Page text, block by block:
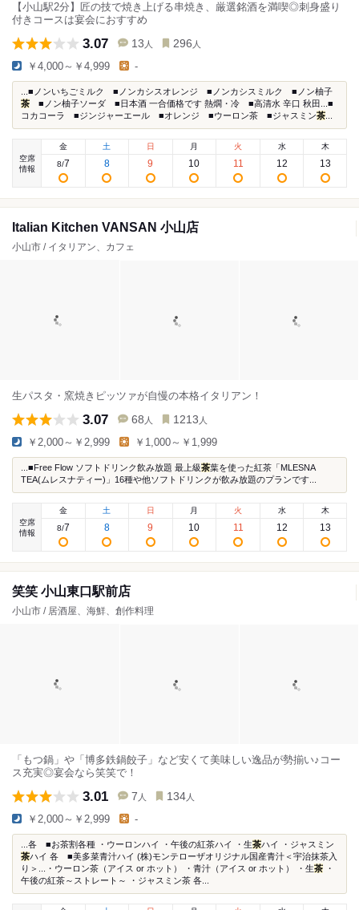
【小山駅2分】匠の技で焼き上げる串焼き、厳選銘酒を満喫◎刺身盛り
付きコースは宴会におすすめ
3.07 13 人 296 人
￥4,000～￥4,999 -
...■ノンいちごミルク ■ノンカシスオレンジ ■ノンカシスミルク ■ノン柚子
茶 ■ノン柚子ソーダ ■日本酒 一合価格です 熱燗・冷 ■高清水 辛口 秋田...■
コカコーラ ■ジンジャーエール ■オレンジ ■ウーロン茶 ■ジャスミン茶
空席
情報
金
8/7
土
8
日
9
月
10
火
11
水
12
木
13
Italian Kitchen VANSAN 小山店
小山市 / イタリアン、カフェ
生パスタ・窯焼きピッツァが自慢の本格イタリアン！
3.07 68 人 1213 人
￥2,000～￥2,999 ￥1,000～￥1,999
...■Free Flow ソフトドリンク飲み放題 最上級茶葉を使った紅茶「MLESNA
TEA(ムレスナティー)」16種や他ソフトドリンクが飲み放題のプランです...
空席
情報
金
8/7
土
8
日
9
月
10
火
11
水
12
木
13
笑笑 小山東口駅前店
小山市 / 居酒屋、海鮮、創作料理
「もつ鍋」や「博多鉄鍋餃子」など安くて美味しい逸品が勢揃い♪コー
ス充実◎宴会なら笑笑で！
3.01 7 人 134 人
￥2,000～￥2,999 -
...各 ■お茶割各種 ・ウーロンハイ ・午後の紅茶ハイ ・生茶ハイ ・ジャスミン
茶ハイ 各 ■美多菜青汁ハイ (株)モンテローザオリジナル国産青汁＜宇治抹茶入
り＞...・ウーロン茶（アイス or ホット） ・青汁（アイス or ホット） ・生茶 ・
午後の紅茶～ストレート～ ・ジャスミン茶 各...